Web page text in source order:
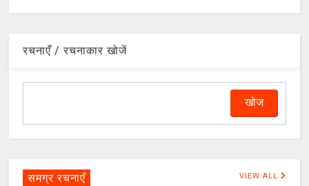
रचनाएँ / रचनाकार खोजें
समग्र रचनाएँ VIEW ALL